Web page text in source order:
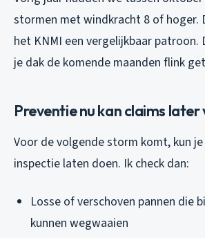
stormen met windkracht 8 of hoger.
het KNMI een vergelijkbaar
je dak de komende maanden flink
Preventie nu kan claims
Voor de volgende storm komt, kun
inspectie laten doen. Ik check dan:
Losse of verschoven pannen die
kunnen wegwaaien